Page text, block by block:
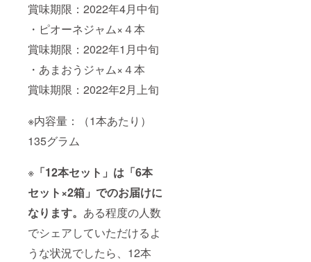
賞味期限：2022年4月中旬
・ピオーネジャム×４本
賞味期限：2022年1月中旬
・あまおうジャム×４本
賞味期限：2022年2月上旬
※内容量：（1本あたり）
135グラム
※ 「12本セット」は「6本
セット×2箱」でのお届けに
なります。 ある程度の人数
でシェアしていただけるよ
うな状況でしたら、12本